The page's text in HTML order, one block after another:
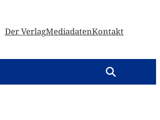
Der VerlagMediadatenKontakt